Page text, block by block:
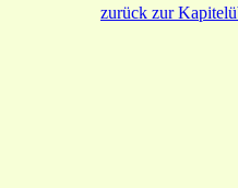
zurück zur